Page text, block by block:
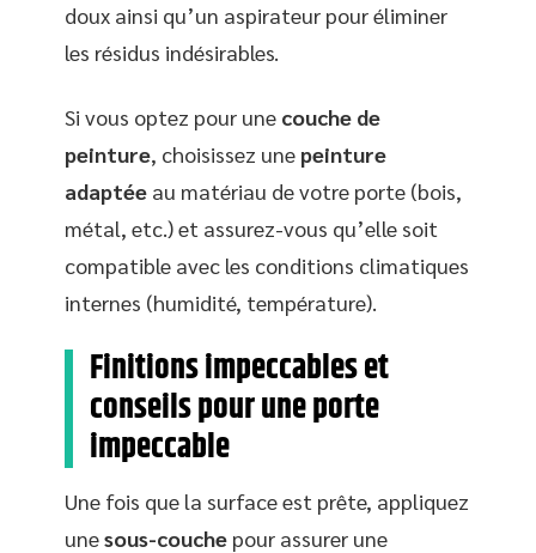
doux ainsi qu’un aspirateur pour éliminer
les résidus indésirables.
Si vous optez pour une couche de
peinture, choisissez une peinture
adaptée au matériau de votre porte (bois,
métal, etc.) et assurez-vous qu’elle soit
compatible avec les conditions climatiques
internes (humidité, température).
Finitions impeccables et
conseils pour une porte
impeccable
Une fois que la surface est prête, appliquez
unesous-couche pour assurer une